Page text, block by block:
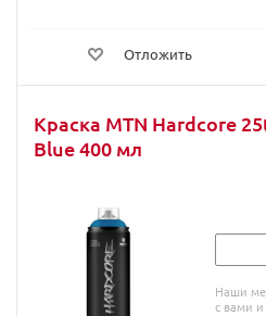
Отложить
Краска MTN Hardcore
Blue 400 мл
Наши
с вами и